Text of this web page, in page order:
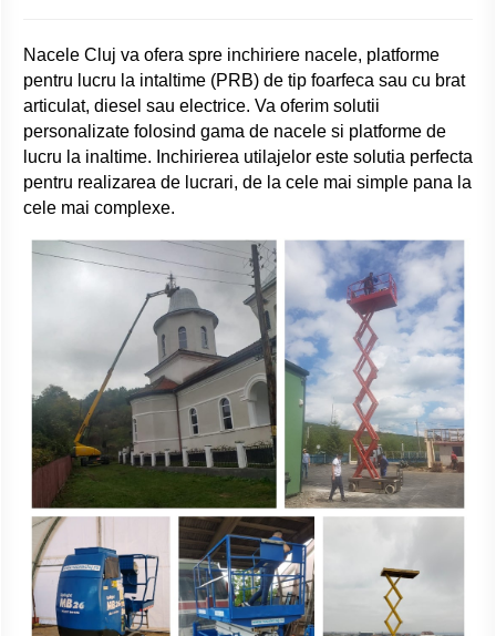
Nacele Cluj va ofera spre inchiriere nacele, platforme
pentru lucru la intaltime (PRB) de tip foarfeca sau cu brat
articulat, diesel sau electrice. Va oferim solutii
personalizate folosind gama de nacele si platforme de
lucru la inaltime. Inchirierea utilajelor este solutia perfecta
pentru realizarea de lucrari, de la cele mai simple pana la
cele mai complexe.